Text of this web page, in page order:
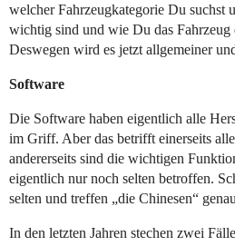
welcher Fahrzeugkategorie Du suchst
wichtig sind und wie Du das Fahrzeug
Deswegen wird es jetzt allgemeiner
Software
Die Software haben eigentlich alle
im Griff. Aber das betrifft einerseits
andererseits sind die wichtigen
eigentlich nur noch selten betroffen.
selten und treffen „die Chinesen“
In den letzten Jahren stechen zwei